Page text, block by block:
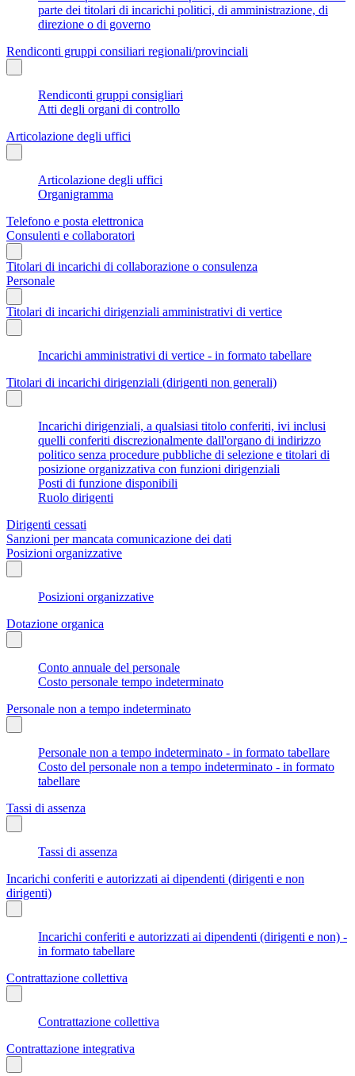
parte dei titolari di incarichi politici, di amministrazione, di
direzione o di governo
Rendiconti gruppi consiliari regionali/provinciali
Rendiconti gruppi consigliari
Atti degli organi di controllo
Articolazione degli uffici
Articolazione degli uffici
Organigramma
Telefono e posta elettronica
Consulenti e collaboratori
Titolari di incarichi di collaborazione o consulenza
Personale
Titolari di incarichi dirigenziali amministrativi di vertice
Incarichi amministrativi di vertice - in formato tabellare
Titolari di incarichi dirigenziali (dirigenti non generali)
Incarichi dirigenziali, a qualsiasi titolo conferiti, ivi inclusi
quelli conferiti discrezionalmente dall'organo di indirizzo
politico senza procedure pubbliche di selezione e titolari di
posizione organizzativa con funzioni dirigenziali
Posti di funzione disponibili
Ruolo dirigenti
Dirigenti cessati
Sanzioni per mancata comunicazione dei dati
Posizioni organizzative
Posizioni organizzative
Dotazione organica
Conto annuale del personale
Costo personale tempo indeterminato
Personale non a tempo indeterminato
Personale non a tempo indeterminato - in formato tabellare
Costo del personale non a tempo indeterminato - in formato
tabellare
Tassi di assenza
Tassi di assenza
Incarichi conferiti e autorizzati ai dipendenti (dirigenti e non
dirigenti)
Incarichi conferiti e autorizzati ai dipendenti (dirigenti e non) -
in formato tabellare
Contrattazione collettiva
Contrattazione collettiva
Contrattazione integrativa